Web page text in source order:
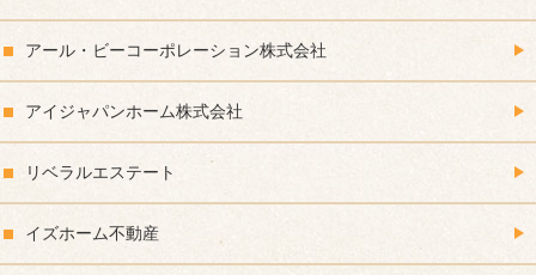
アール・ビーコーポレーション株式会社
アイジャパンホーム株式会社
リベラルエステート
イズホーム不動産